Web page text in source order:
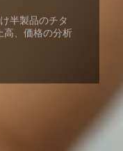
半製品のチタ
高、価格の分析